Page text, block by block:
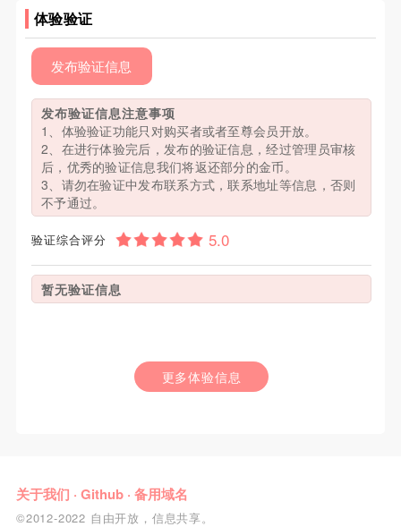
体验验证
发布验证信息
发布验证信息注意事项
1、体验验证功能只对购买者或者至尊会员开放。
2、在进行体验完后，发布的验证信息，经过管理员审核
后，优秀的验证信息我们将返还部分的金币。
3、请勿在验证中发布联系方式，联系地址等信息，否则
不予通过。
验证综合评分
暂无验证信息
更多体验信息
关于我们 · Github· 备用域名
©2012-2022 自由开放，信息共享。